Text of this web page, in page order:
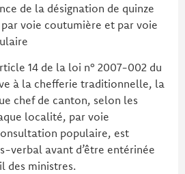
de la désignation de quinze
voie coutumière et par voie
14 de la loi n° 2007-002 du
à la chefferie traditionnelle, la
chef de canton, selon les
localité, par voie
populaire, est
verbal avant d’être entérinée
des ministres.